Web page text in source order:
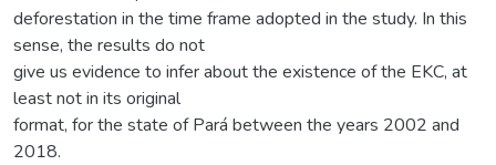
deforestation in the time frame adopted in the study. In this
sense, the results do not
give us evidence to infer about the existence of the EKC, at
least not in its original
format, for the state of Pará between the years 2002 and
2018.